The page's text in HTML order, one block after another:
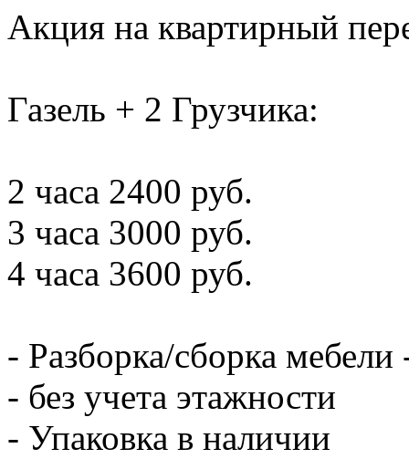
Акция на квартирный
Газель + 2 Грузчика:
2 часа 2400 руб.
3 часа 3000 руб.
4 часа 3600 руб.
- Разборка/сборка мебели
- без учета этажности
- Упаковка в наличии